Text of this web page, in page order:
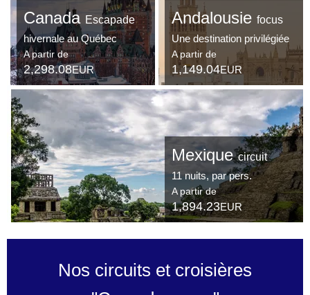
Canada Escapade
hivernale au Québec
A partir de
2,298.08EUR
Andalousie focus
Une destination privilégiée
A partir de
1,149.04EUR
Mexique circuit
11 nuits, par pers.
A partir de
1,894.23EUR
Nos circuits et croisières